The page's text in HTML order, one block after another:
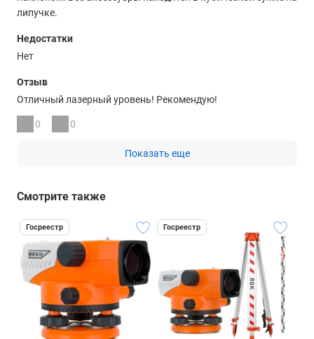
липучке.
Недостатки
Нет
Отзыв
Отличный лазерный уровень! Рекомендую!
0 0
Показать еще
Смотрите также
Госреестр Госреестр